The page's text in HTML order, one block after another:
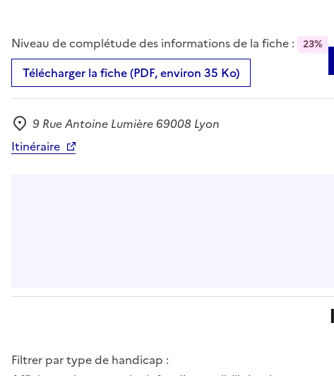
Niveau de complétude des informations de la fiche : 23%
Télécharger la fiche (PDF, environ 35 Ko)
Adresse
9 Rue Antoine Lumière 69008 Lyon
Itinéraire
Filtrer par type de handicap :